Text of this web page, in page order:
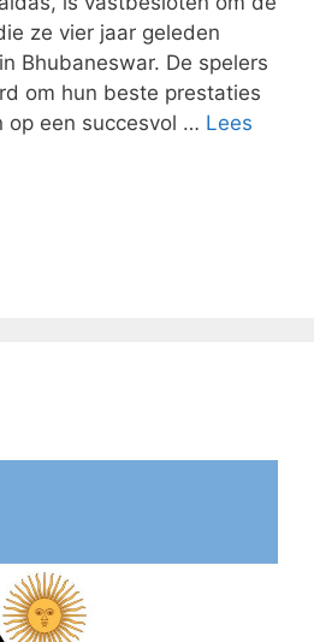
ze vier jaar geleden
Bhubaneswar. De spelers
om hun beste prestaties
op een succesvol … Lees